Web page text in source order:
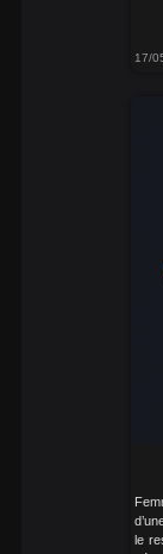
17/
le